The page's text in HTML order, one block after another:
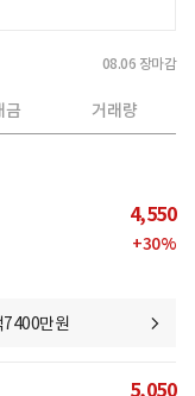
08.06 장마감
금 거래량
4,550
+30%
만원
5,050